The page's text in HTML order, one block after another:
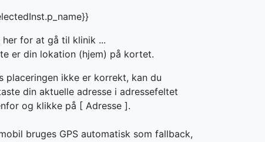
her for at gå til klinik ...
er din lokation (hjem) på kortet.
placeringen ikke er korrekt, kan du
din aktuelle adresse i adressefeltet
og klikke på [ Adresse ].
bruges GPS automatisk som fallback,